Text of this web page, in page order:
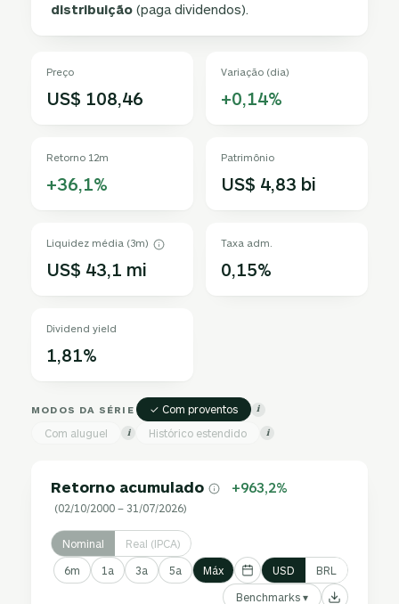
distribuição (paga dividendos).
Preço
US$ 108,46
Variação (dia)
+0,14%
Retorno 12m
+36,1%
Patrimônio
US$ 4,83 bi
Liquidez média (3m)
US$ 43,1 mi
Taxa adm.
0,15%
Dividend yield
1,81%
MODOS DA SÉRIE ✓ Com proventos i
Com aluguel i Histórico estendido i
Retorno acumulado +963,2%
(02/10/2000 – 31/07/2026)
Nominal Real (IPCA)
6m 1a 3a 5a Máx USD BRL
Benchmarks ▾